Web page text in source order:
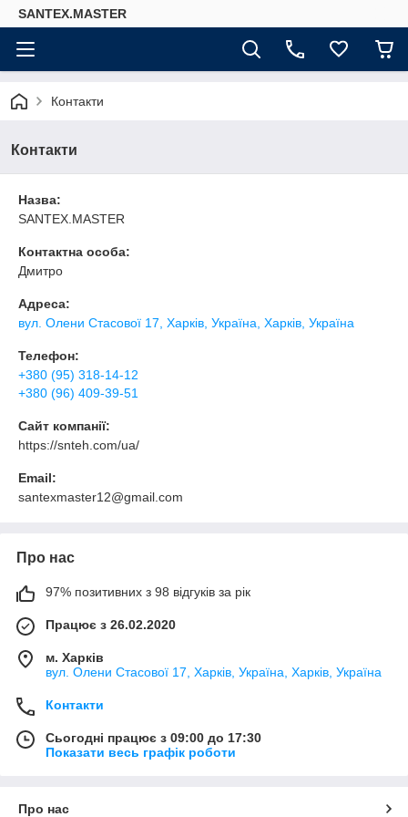
SANTEX.MASTER
Контакти
Контакти
Назва:
SANTEX.MASTER
Контактна особа:
Дмитро
Адреса:
вул. Олени Стасової 17, Харків, Україна, Харків, Україна
Телефон:
+380 (95) 318-14-12
+380 (96) 409-39-51
Сайт компанії:
https://snteh.com/ua/
Email:
santexmaster12@gmail.com
Про нас
97% позитивних з 98 відгуків за рік
Працює з 26.02.2020
м. Харків
вул. Олени Стасової 17, Харків, Україна, Харків, Україна
Контакти
Сьогодні працює з 09:00 до 17:30
Показати весь графік роботи
Про нас